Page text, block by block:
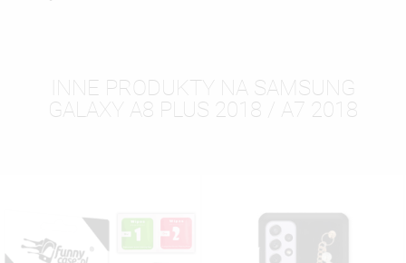
INNE PRODUKTY NA SAMSUNG
GALAXY A8 PLUS 2018 / A7 2018